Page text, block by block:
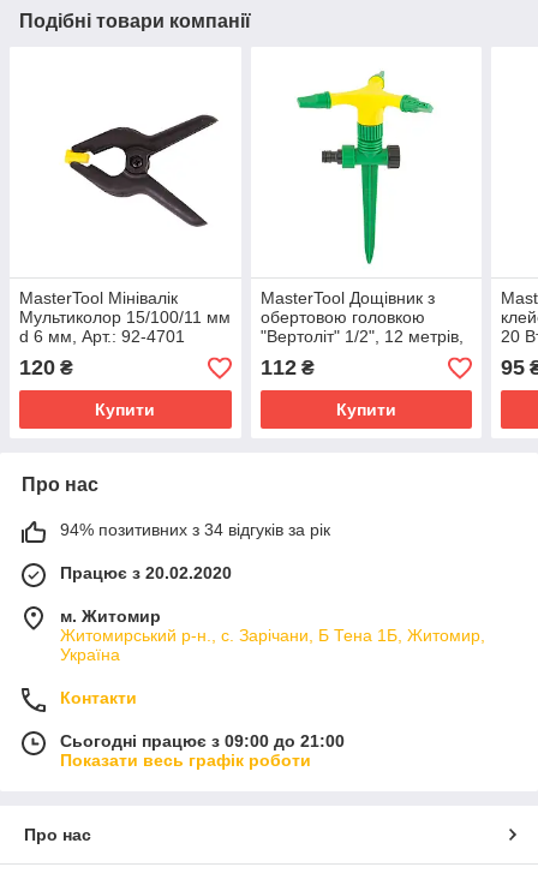
Подібні товари компанії
MasterTool Мінівалік
Мультиколор 15/100/11 мм
d 6 мм, Арт.: 92-4701
120 ₴
Купити
MasterTool Дощівник з
обертовою головкою
"Вертоліт" 1/2", 12 метрів,
Арт.: 92-9322
112₴
Купити
20
0511
95
Про нас
94% позитивних з 34 відгуків за рік
Працює з 20.02.2020
м. Житомир
Житомирський р-н., с. Зарічани, Б Тена 1Б, Житомир,
Україна
Контакти
Сьогодні працює з 09:00 до 21:00
Показати весь графік роботи
Про нас